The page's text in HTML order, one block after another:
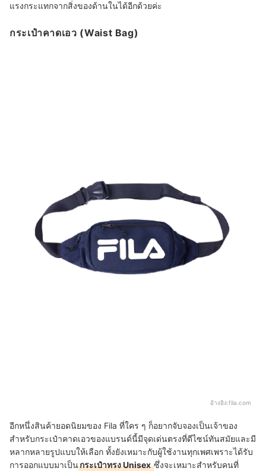
แรงกระแทกจากสิ่งของด้านในได้อีกด้วยค่ะ
กระเป๋าคาดเอว (Waist Bag)
อ้างอิง:fila.com
อีกหนึ่งสินค้ายอดนิยมของ Fila ที่ใคร ๆ ก็อยากจับจองเป็นเจ้าของ
สำหรับกระเป๋าคาดเอวของแบรนด์นี้มีจุดเด่นตรงที่ดีไซน์ทันสมัยและมี
หลากหลายรูปแบบให้เลือก ทั้งยังเหมาะกับผู้ใช้งานทุกเพศเพราะได้รับ
การออกแบบมาเป็นกระเป๋าทรง Unisexซึ่งจะเหมาะสำหรับคนที่